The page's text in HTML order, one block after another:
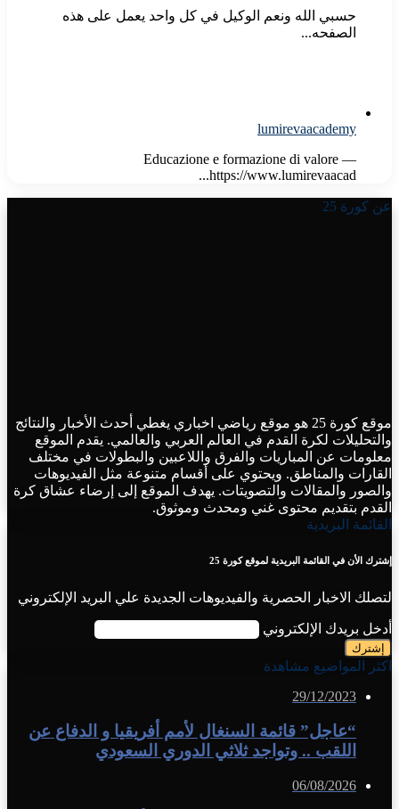
حسبي الله ونعم الوكيل في كل واحد يعمل على هذه
الصفحه...
lumirevaacademy
Educazione e formazione di valore —
https://www.lumirevaacad...
عن كورة 25
موقع كورة 25 هو موقع رياضي اخباري يغطي أحدث الأخبار والنتائج
والتحليلات لكرة القدم في العالم العربي والعالمي. يقدم الموقع
معلومات عن المباريات والفرق واللاعبين والبطولات في مختلف
القارات والمناطق. ويحتوي على أقسام متنوعة مثل الفيديوهات
والصور والمقالات والتصويتات. يهدف الموقع إلى إرضاء عشاق كرة
القدم بتقديم محتوى غني ومحدث وموثوق.
القائمة البريدية
إشترك الأن في القائمة البريدية لموقع كورة 25
لتصلك الاخبار الحصرية والفيديوهات الجديدة علي البريد الإلكتروني
أدخل بريدك الإلكتروني
اكثر المواضيع مشاهدة
29/12/2023
“عاجل” قائمة السنغال لأمم أفريقيا و الدفاع عن
اللقب .. وتواجد ثلاثي الدوري السعودي
06/08/2026